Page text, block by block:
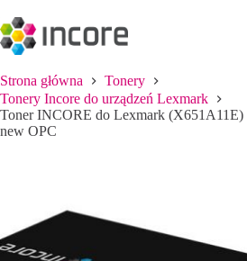
do
treści
Strona główna
Tonery
Tonery Incore do urządzeń Lexmark
Toner INCORE do Lexmark (X651A11E)
new OPC